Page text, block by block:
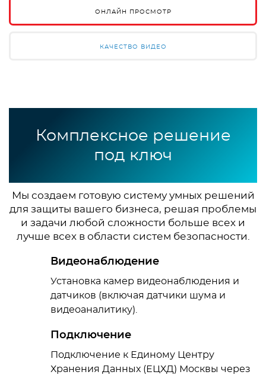
ОНЛАЙН ПРОСМОТР
КАЧЕСТВО ВИДЕО
Комплексное решение
под ключ
Мы создаем готовую систему умных решений
для защиты вашего бизнеса, решая проблемы
и задачи любой сложности больше всех и
лучше всех в области систем безопасности.
Видеонаблюдение
Установка камер видеонаблюдения и
датчиков (включая датчики шума и
видеоаналитику).
Подключение
Подключение к Единому Центру
Хранения Данных (ЕЦХД) Москвы через